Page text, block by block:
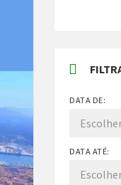
DATA DE:
DATA ATÉ: